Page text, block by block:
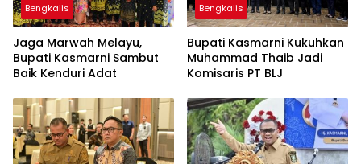
Bengkalis
Jaga Marwah Melayu,
Bupati Kasmarni Sambut
Baik Kenduri Adat
Bengkalis
Bupati Kasmarni Kukuhkan
Muhammad Thaib Jadi
Komisaris PT BLJ